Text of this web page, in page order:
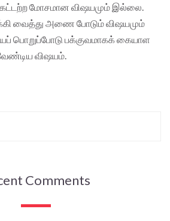
கட்டற்ற மோசமான விஷயமும் இல்லை.
வைத்து அணை போடும் விஷயமும்
பொறுப்போடு பக்குவமாகக் கையாள
விஷயம்.
Comments